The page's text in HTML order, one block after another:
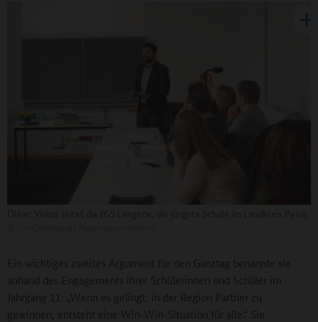
Ein wichtiges zweites Argument für den Ganztag benannte sie
anhand des Engagements ihrer Schülerinnen und Schüler im
Jahrgang 11: „Wenn es gelingt, in der Region Partner zu
gewinnen, entsteht eine Win-Win-Situation für alle.“ Sie